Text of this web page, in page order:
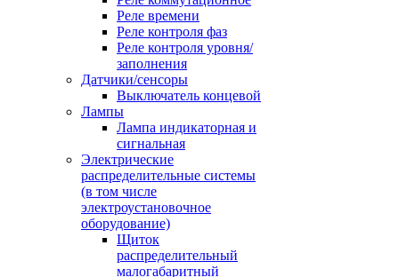
Реле времени
Реле контроля фаз
Реле контроля уровня/
заполнения
Датчики/сенсоры
Выключатель концевой
Лампы
Лампа индикаторная и
сигнальная
Электрические
распределительные системы
(в том числе
электроустановочное
оборудование)
Щиток
распределительный
малогабаритный